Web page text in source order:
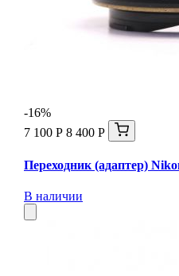
-16%
7 100 Р 8 400 Р
Переходник (адаптер)
В наличии